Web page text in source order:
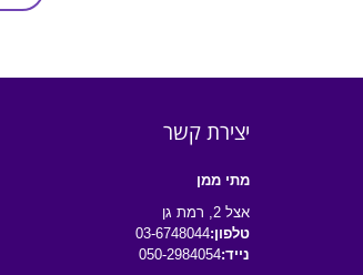
יצירת קשר
מתי ממן
אצל 2, רמת גן
טלפון:03-6748044
נייד:050-2984054